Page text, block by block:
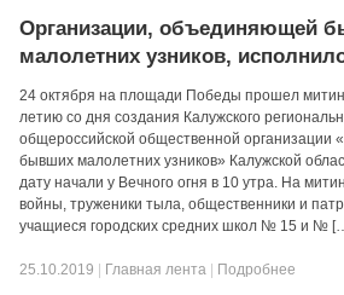
Организации, объединяющей
малолетних узников,
24 октября на площади Победы прошел
летию со дня создания Калужского
общероссийской общественной организации
бывших малолетних узников» Калужской
дату начали у Вечного огня в 10 утра. На
войны, труженики тыла, общественники и
учащиеся городских средних школ № 15 и №
25.10.2019 Главная лента Подробнее